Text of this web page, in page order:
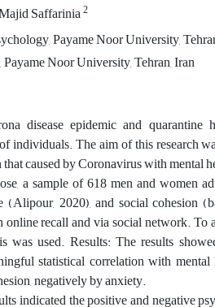
Saffarinia2
Payame Noor University,
Noor University, Tehran, Iran
disease epidemic and
individuals. The aim of this research
caused by Coronavirus with mental
a sample of 618 men and women
(Alipour, 2020), and social cohesion
recall and via social network. To
was used. Results: The results
statistical correlation with
negatively by anxiety.
indicated the positive and negative